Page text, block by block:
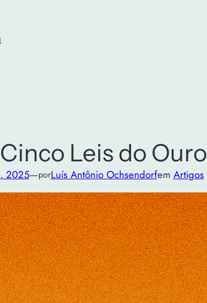
Leis do Ouro
2025—porLuís Antônio Ochsendorfem Artigos